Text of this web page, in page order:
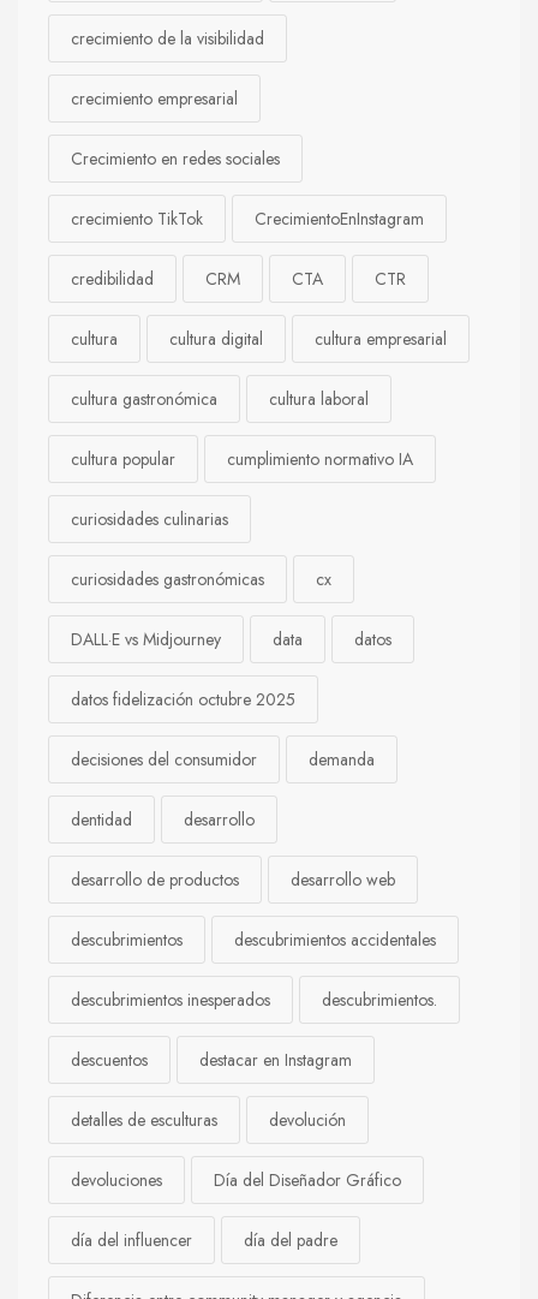
crecimiento de la visibilidad
crecimiento empresarial
Crecimiento en redes sociales
crecimiento TikTok CrecimientoEnInstagram
credibilidad CRM CTA CTR
cultura cultura digital cultura empresarial
cultura gastronómica cultura laboral
cultura popular cumplimiento normativo IA
curiosidades culinarias
curiosidades gastronómicas cx
DALL·E vs Midjourney data datos
datos fidelización octubre 2025
decisiones del consumidor demanda
dentidad desarrollo
desarrollo de productos desarrollo web
descubrimientos descubrimientos accidentales
descubrimientos inesperados descubrimientos.
descuentos destacar en Instagram
detalles de esculturas devolución
devoluciones Día del Diseñador Gráfico
día del influencer día del padre